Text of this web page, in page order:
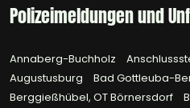
Polizeimeldungen und
Annaberg-Buchholz
Augustusburg
Bad Gottleuba-
Berggießhübel, OT Börnersdorf